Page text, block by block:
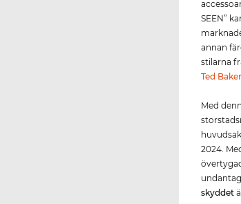
SEEN”
annan
stilarna
Ted Baker
Med
2024.
skyddet